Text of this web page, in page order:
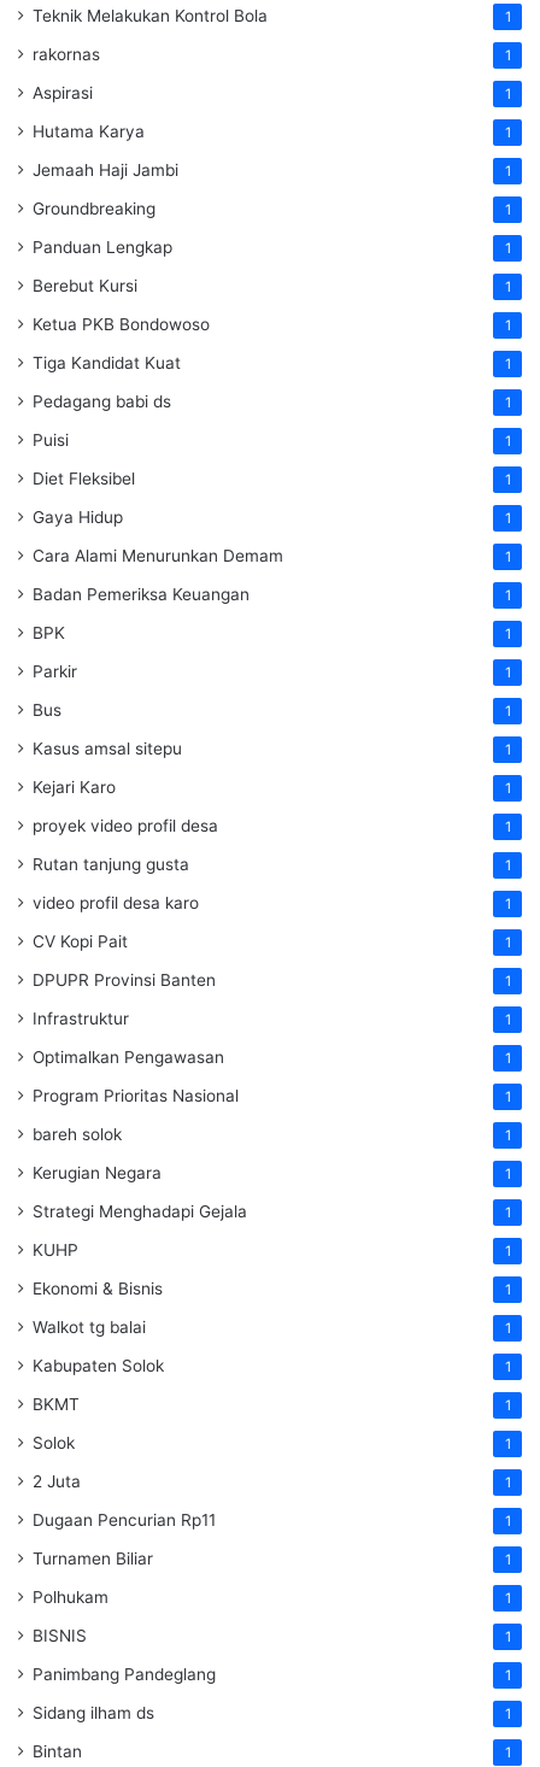
Teknik Melakukan Kontrol Bola 1
rakornas 1
Aspirasi 1
Hutama Karya 1
Jemaah Haji Jambi 1
Groundbreaking 1
Panduan Lengkap 1
Berebut Kursi 1
Ketua PKB Bondowoso 1
Tiga Kandidat Kuat 1
Pedagang babi ds 1
Puisi 1
Diet Fleksibel 1
Gaya Hidup 1
Cara Alami Menurunkan Demam 1
Badan Pemeriksa Keuangan 1
BPK 1
Parkir 1
Bus 1
Kasus amsal sitepu 1
Kejari Karo 1
proyek video profil desa 1
Rutan tanjung gusta 1
video profil desa karo 1
CV Kopi Pait 1
DPUPR Provinsi Banten 1
Infrastruktur 1
Optimalkan Pengawasan 1
Program Prioritas Nasional 1
bareh solok 1
Kerugian Negara 1
Strategi Menghadapi Gejala 1
KUHP 1
Ekonomi & Bisnis 1
Walkot tg balai 1
Kabupaten Solok 1
BKMT 1
Solok 1
2 Juta 1
Dugaan Pencurian Rp11 1
Turnamen Biliar 1
Polhukam 1
BISNIS 1
Panimbang Pandeglang 1
Sidang ilham ds 1
Bintan 1